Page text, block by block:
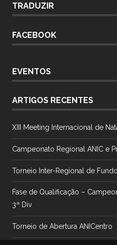
TRADUZIR
FACEBOOK
EVENTOS
ARTIGOS RECENTES
XIII Meeting Internacional de
Campeonato Regional ANIC e
Torneio Inter-Regional de
Fase de Qualificação –
3ª Div
Torneio de Abertura ANICentro